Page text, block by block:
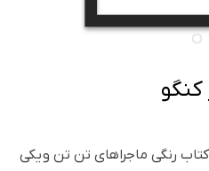
رنگی ماجراهای تن تن و یکی